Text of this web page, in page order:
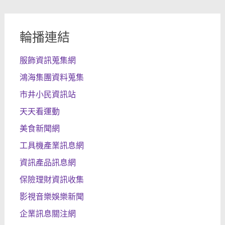
輪播連結
服飾資訊蒐集網
鴻海集團資料蒐集
市井小民資訊站
天天看運動
美食新聞網
工具機產業訊息網
資訊產品訊息網
保險理財資訊收集
影視音樂娛樂新聞
企業訊息關注網